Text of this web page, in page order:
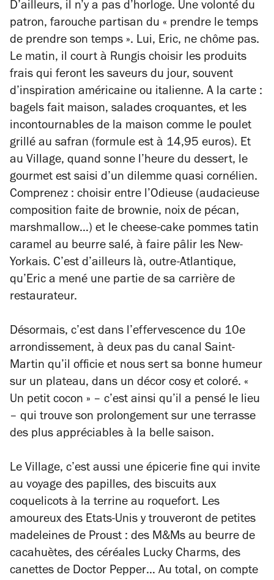
D’ailleurs, il n’y a pas d’horloge. Une volonté du
patron, farouche partisan du « prendre le temps
de prendre son temps ». Lui, Eric, ne chôme pas.
Le matin, il court à Rungis choisir les produits
frais qui feront les saveurs du jour, souvent
d’inspiration américaine ou italienne. A la carte :
bagels fait maison, salades croquantes, et les
incontournables de la maison comme le poulet
grillé au safran (formule est à 14,95 euros). Et
au Village, quand sonne l’heure du dessert, le
gourmet est saisi d’un dilemme quasi cornélien.
Comprenez : choisir entre l’Odieuse (audacieuse
composition faite de brownie, noix de pécan,
marshmallow…) et le cheese-cake pommes tatin
caramel au beurre salé, à faire pâlir les New-
Yorkais. C’est d’ailleurs là, outre-Atlantique,
qu’Eric a mené une partie de sa carrière de
restaurateur.
Désormais, c’est dans l’effervescence du 10e
arrondissement, à deux pas du canal Saint-
Martin qu’il officie et nous sert sa bonne humeur
sur un plateau, dans un décor cosy et coloré. «
Un petit cocon » – c’est ainsi qu’il a pensé le lieu
– qui trouve son prolongement sur une terrasse
des plus appréciables à la belle saison.
Le Village, c’est aussi une épicerie fine qui invite
au voyage des papilles, des biscuits aux
coquelicots à la terrine au roquefort. Les
amoureux des Etats-Unis y trouveront de petites
madeleines de Proust : des M&Ms au beurre de
cacahuètes, des céréales Lucky Charms, des
canettes de Doctor Pepper… Au total, on compte